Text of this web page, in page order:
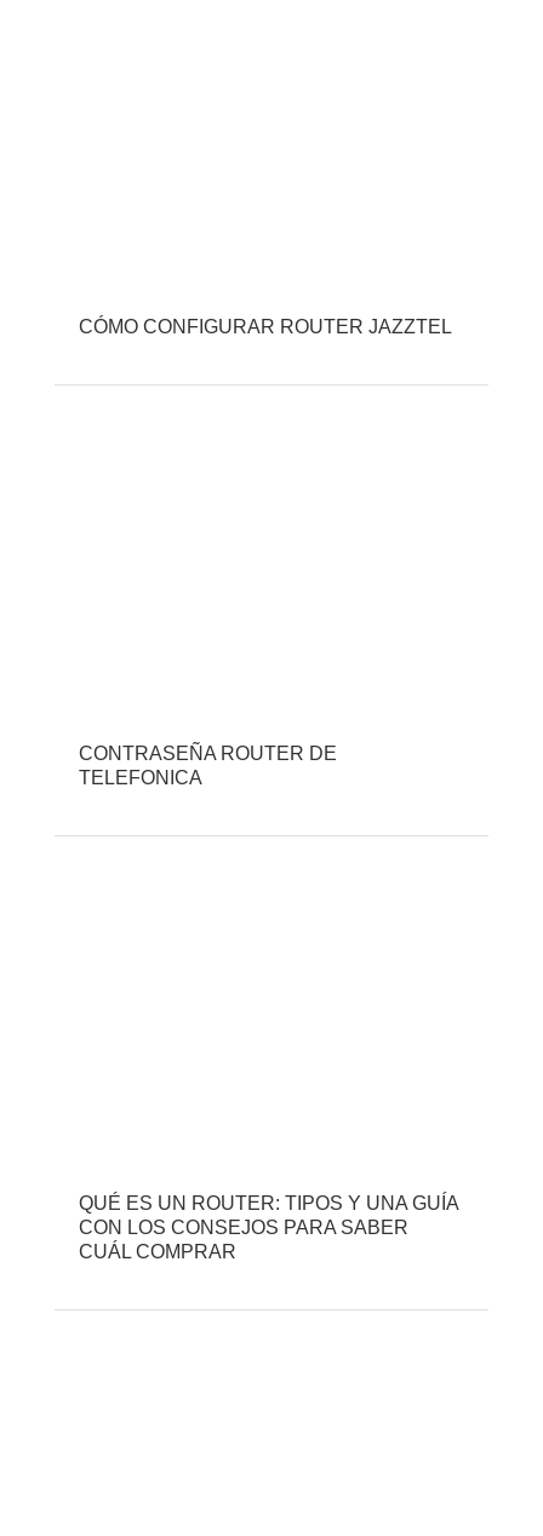
CÓMO CONFIGURAR ROUTER JAZZTEL
CONTRASEÑA ROUTER DE
TELEFONICA
QUÉ ES UN ROUTER: TIPOS Y UNA GUÍA
CON LOS CONSEJOS PARA SABER
CUÁL COMPRAR